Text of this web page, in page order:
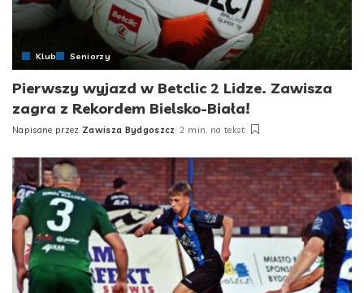
Klub Seniorzy
Pierwszy wyjazd w Betclic 2 Lidze. Zawisza
zagra z Rekordem Bielsko-Biała!
Posted
Napisane przez Zawisza Bydgoszcz 2 min. na tekst